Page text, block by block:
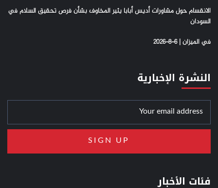
الانقسام حول مشاورات أديس أبابا يثير المخاوف بشأن فرص تحقيق السلام في
السودان
في الميزان | 6-8-2026
النشرة الإخبارية
فئات الأخبار